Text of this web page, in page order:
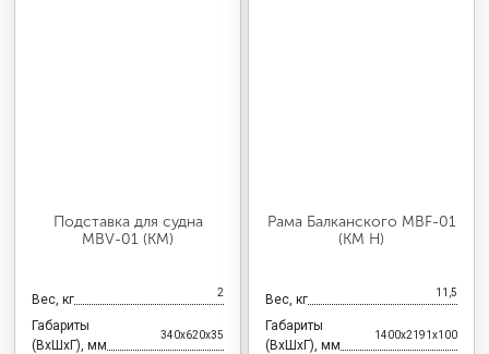
Подставка для судна
MBV-01 (КМ)
Вес, кг 2
Габариты
(ВхШхГ), мм
340x620x35
Рама Балканского MBF-01
(КМ Н)
Вес, кг 11,5
Габариты
(ВхШхГ), мм
1400x2191x100